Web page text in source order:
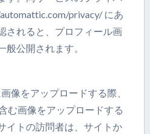
privacy/ にあ
されると、プロフィール画
公開されます。
像をアップロードする際、
む画像をアップロードする
イトの訪問者は、サイトか